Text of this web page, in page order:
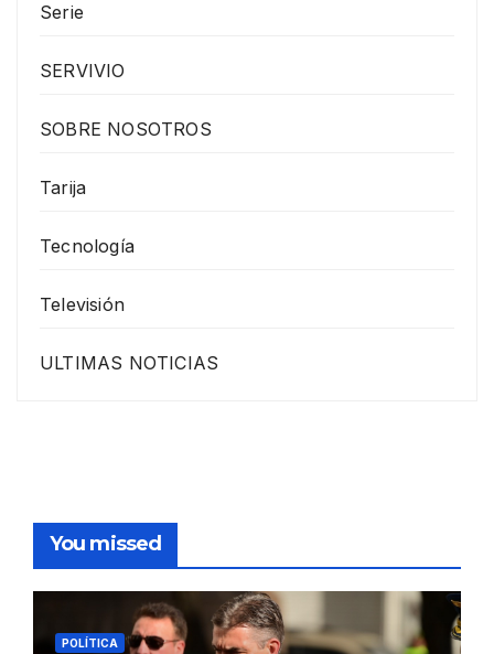
Serie
SERVIVIO
SOBRE NOSOTROS
Tarija
Tecnología
Televisión
ULTIMAS NOTICIAS
You missed
POLÍTICA